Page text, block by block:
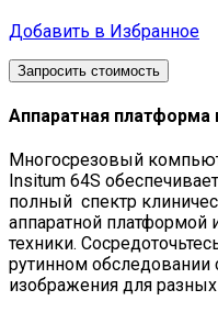
Добавить в Избранное
Запросить стоимость
Аппаратная платформа
Многосрезовый
Insitum 64S
полный спектр
аппаратной платформой
техники.
рутинном
изображения для